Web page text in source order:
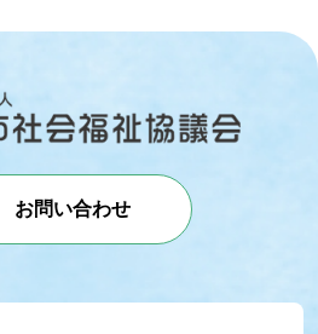
お問い合わせ